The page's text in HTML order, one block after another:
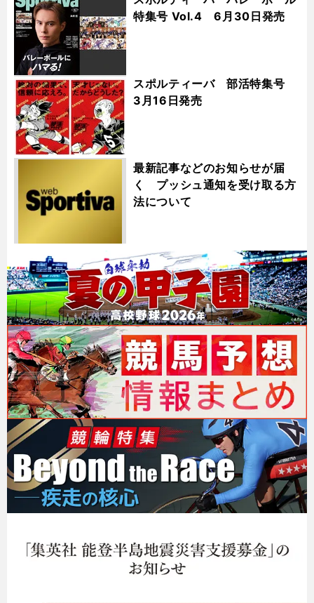
特集号 Vol.4 6月30日発売
スポルティーバ 部活特集号
3月16日発売
最新記事などのお知らせが届
く プッシュ通知を受け取る方
法について